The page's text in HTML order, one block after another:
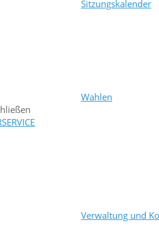
Sitzungskalender
Wahlen
Verwaltung und